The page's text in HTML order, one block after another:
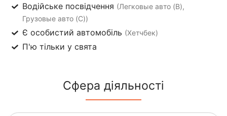
Водійське посвідчення (Легковые авто (B),
Грузовые авто (C))
Є особистий автомобіль (Хетчбек)
П'ю тільки у свята
Сфера діяльності